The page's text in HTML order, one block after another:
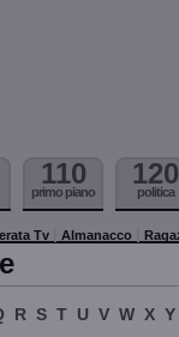
110
primo piano
120
politica
Tv Almanacco
R S T U V W X Y